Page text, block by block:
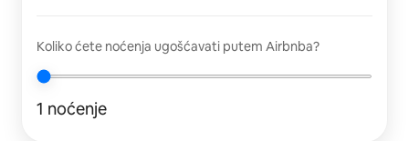
Koliko ćete noćenja ugošćavati putem Airbnba?
1 noćenje